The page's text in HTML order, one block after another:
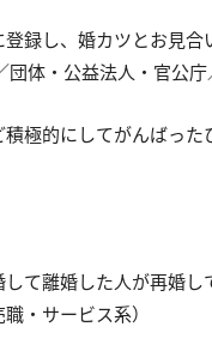
登録し、婚カツとお見
体・公益法人・官公庁
積極的にしてがんばっ
して離婚した人が再婚
・サービス系）